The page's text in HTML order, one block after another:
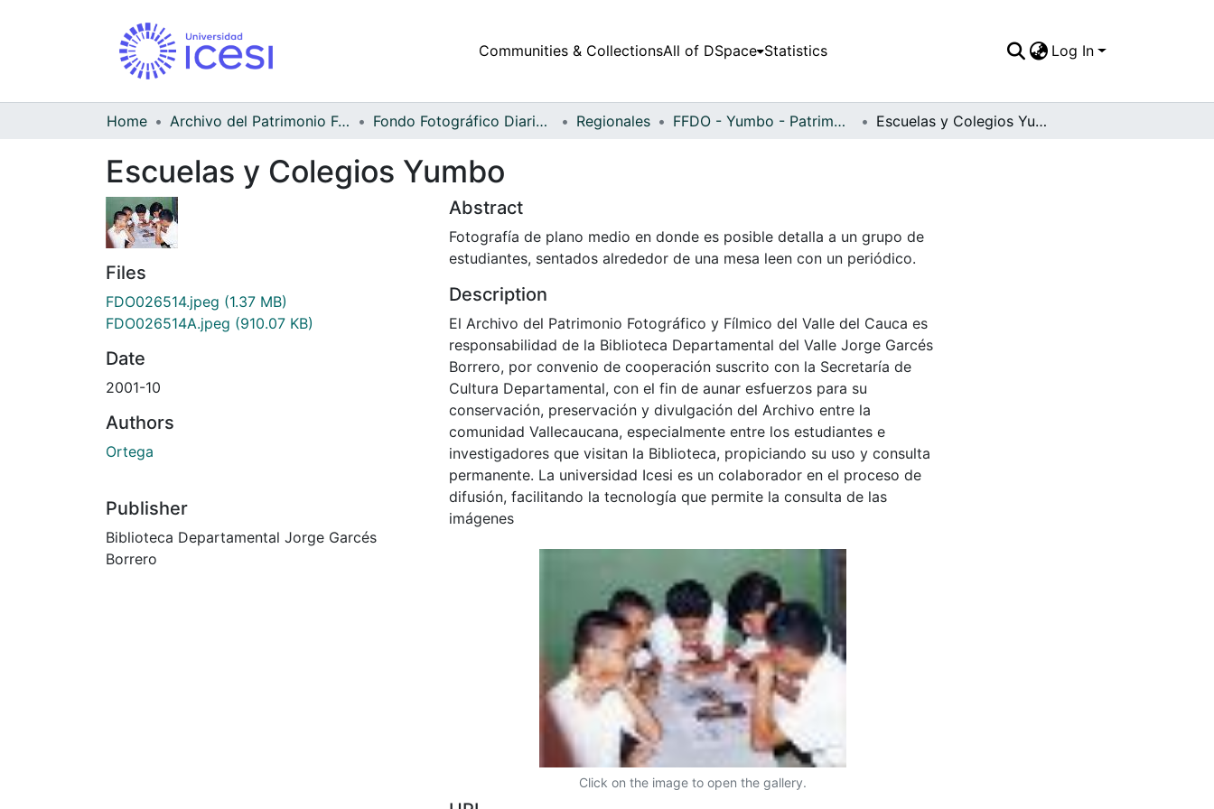
Communities & CollectionsAll of DSpace Statistics Log In
Home Archivo del Patrimonio Fotográfico y Fílmico del Valle del Cauca Fondo Fotográfico Diario Occidente Regionales FFDO - Yumbo - Patrimonial Escuelas y Colegios Yumbo
Escuelas y Colegios Yumbo
Files
FDO026514.jpeg (1.37 MB)
FDO026514A.jpeg (910.07 KB)
Date
2001-10
Authors
Ortega
Publisher
Biblioteca Departamental Jorge Garcés
Borrero
Abstract
Fotografía de plano medio en donde es posible detalla a un grupo de
estudiantes, sentados alrededor de una mesa leen con un periódico.
Description
El Archivo del Patrimonio Fotográfico y Fílmico del Valle del Cauca es
responsabilidad de la Biblioteca Departamental del Valle Jorge Garcés
Borrero, por convenio de cooperación suscrito con la Secretaría de
Cultura Departamental, con el fin de aunar esfuerzos para su
conservación, preservación y divulgación del Archivo entre la
comunidad Vallecaucana, especialmente entre los estudiantes e
investigadores que visitan la Biblioteca, propiciando su uso y consulta
permanente. La universidad Icesi es un colaborador en el proceso de
difusión, facilitando la tecnología que permite la consulta de las
imágenes
Click on the image to open the gallery.